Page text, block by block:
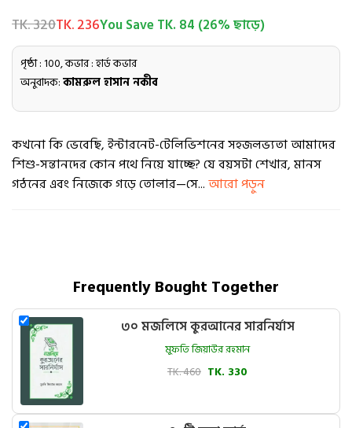
TK. 320TK. 236You Save TK. 84 (26% ছাড়ে)
পৃষ্ঠা : 100, কভার : হার্ড কভার
অনুবাদক:কামরুল হাসান নকীব
কখনো কি ভেবেছি, ইন্টারনেট-টেলিভিশনের সহজলভ্যতা আমাদের
শিশু-সন্তানদের কোন পথে নিয়ে যাচ্ছে? যে বয়সটা শেখার, মানস
গঠনের এবং নিজেকে গড়ে তোলার—সে...আরো পড়ুন
Frequently Bought Together
৩০ মজলিসে কুরআনের সারনির্যাস
মুফতি জিয়াউর রহমান
TK. 460 TK. 330